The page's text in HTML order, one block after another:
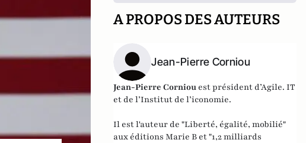
A PROPOS DES AUTEURS
Jean-Pierre Corniou
Jean-Pierre Corniou est président d’Agile. IT
et de l’Institut de l’iconomie.
Il est l'auteur de "Liberté, égalité, mobilié"
aux éditions Marie B et "1,2 milliards